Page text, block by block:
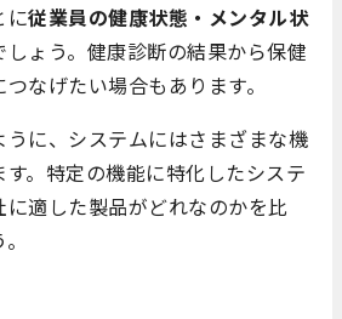
に従業員の健康状態・メンタル状
しょう。健康診断の結果から保健
なげたい場合もあります。
うに、システムにはさまざまな機
。特定の機能に特化したシステ
適した製品がどれなのかを比